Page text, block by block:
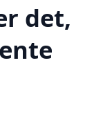
det,